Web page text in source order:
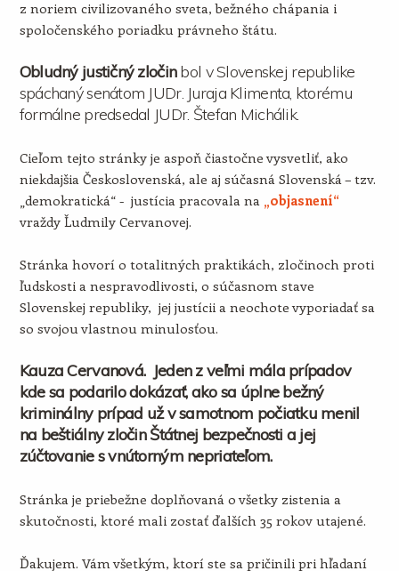
z noriem civilizovaného sveta, bežného chápania i
spoločenského poriadku právneho štátu.
Obludný justičný zločinbol v Slovenskej republike
spáchaný senátom JUDr. Juraja Klimenta, ktorému
formálne predsedal JUDr. Štefan Michálik.
Cieľom tejto stránky je aspoň čiastočne vysvetliť, ako
niekdajšia Československá, ale aj súčasná Slovenská – tzv.
„demokratická“ - justícia pracovala na „objasnení“
vraždy Ľudmily Cervanovej.
Stránka hovorí o totalitných praktikách, zločinoch proti
ľudskosti a nespravodlivosti, o súčasnom stave
Slovenskej republiky, jej justícii a neochote vyporiadať sa
so svojou vlastnou minulosťou.
Kauza Cervanová. Jeden z veľmi mála prípadov
kde sa podarilo dokázať, ako sa úplne bežný
kriminálny prípad už v samotnom počiatku menil
na beštiálny zločin Štátnej bezpečnosti a jej
zúčtovanie s vnútorným nepriateľom.
Stránka je priebežne doplňovaná o všetky zistenia a
skutočnosti, ktoré mali zostať ďalších 35 rokov utajené.
Ďakujem. Vám všetkým, ktorí ste sa pričinili pri hľadaní